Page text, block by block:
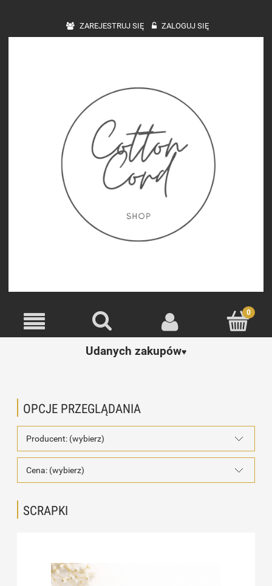
ZAREJESTRUJ SIĘ ZALOGUJ SIĘ
Udanych zakupów♥️
OPCJE PRZEGLĄDANIA
Producent: (wybierz)
Cena: (wybierz)
SCRAPKI